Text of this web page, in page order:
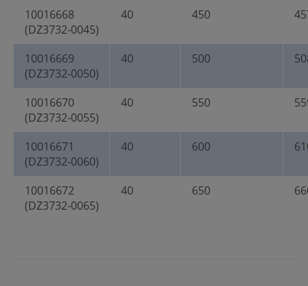
10016668
(DZ3732-0045)
40 450
10016669
(DZ3732-0050)
40 500
10016670
(DZ3732-0055)
40 550
10016671
(DZ3732-0060)
40 600
10016672
(DZ3732-0065)
40 650